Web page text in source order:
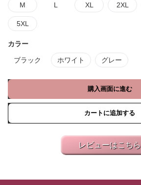
M L XL 2XL
5XL
カラー
ブラック ホワイト グレー
購入画面に進む
カートに追加する
レビューはこちら